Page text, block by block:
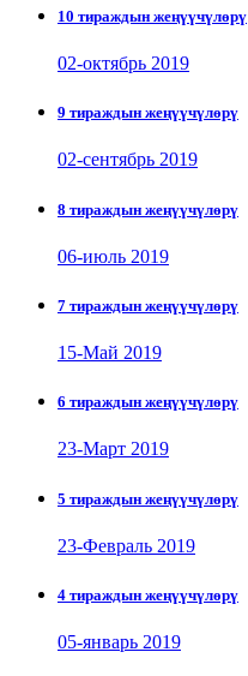
10 тираждын жеңүүчүлөрү
02-октябрь 2019
9 тираждын жеңүүчүлөрү
02-сентябрь 2019
8 тираждын жеңүүчүлөрү
06-июль 2019
7 тираждын жеңүүчүлөрү
15-Май 2019
6 тираждын жеңүүчүлөрү
23-Март 2019
5 тираждын жеңүүчүлөрү
23-Февраль 2019
4 тираждын жеңүүчүлөрү
05-январь 2019